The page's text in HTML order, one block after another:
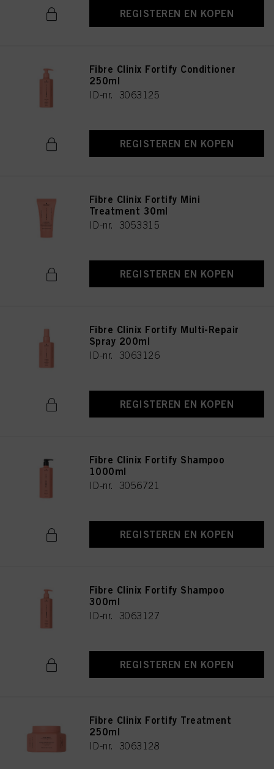
REGISTEREN EN KOPEN
Fibre Clinix Fortify Conditioner
250ml
ID-nr. 3063125
REGISTEREN EN KOPEN
Fibre Clinix Fortify Mini
Treatment 30ml
ID-nr. 3053315
REGISTEREN EN KOPEN
Fibre Clinix Fortify Multi-Repair
Spray 200ml
ID-nr. 3063126
REGISTEREN EN KOPEN
Fibre Clinix Fortify Shampoo
1000ml
ID-nr. 3056721
REGISTEREN EN KOPEN
Fibre Clinix Fortify Shampoo
300ml
ID-nr. 3063127
REGISTEREN EN KOPEN
Fibre Clinix Fortify Treatment
250ml
ID-nr. 3063128